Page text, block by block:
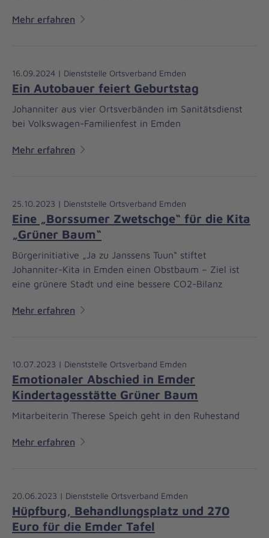
Mehr erfahren
16.09.2024 | Dienststelle Ortsverband Emden
Ein Autobauer feiert Geburtstag
Johanniter aus vier Ortsverbänden im Sanitätsdienst
bei Volkswagen-Familienfest in Emden
Mehr erfahren
25.10.2023 | Dienststelle Ortsverband Emden
Eine „Borssumer Zwetschge“ für die Kita
„Grüner Baum“
Bürgerinitiative „Ja zu Janssens Tuun“ stiftet
Johanniter-Kita in Emden einen Obstbaum – Ziel ist
eine grünere Stadt und eine bessere CO2-Bilanz
Mehr erfahren
10.07.2023 | Dienststelle Ortsverband Emden
Emotionaler Abschied in Emder
Kindertagesstätte Grüner Baum
Mitarbeiterin Therese Speich geht in den Ruhestand
Mehr erfahren
20.06.2023 | Dienststelle Ortsverband Emden
Hüpfburg, Behandlungsplatz und 270
Euro für die Emder Tafel